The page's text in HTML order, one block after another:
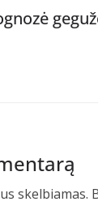
skelbiamas.